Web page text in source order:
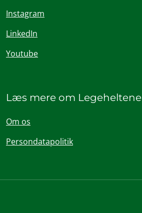
Instagram
LinkedIn
Youtube
Læs mere om Legeheltene
Om os
Persondatapolitik